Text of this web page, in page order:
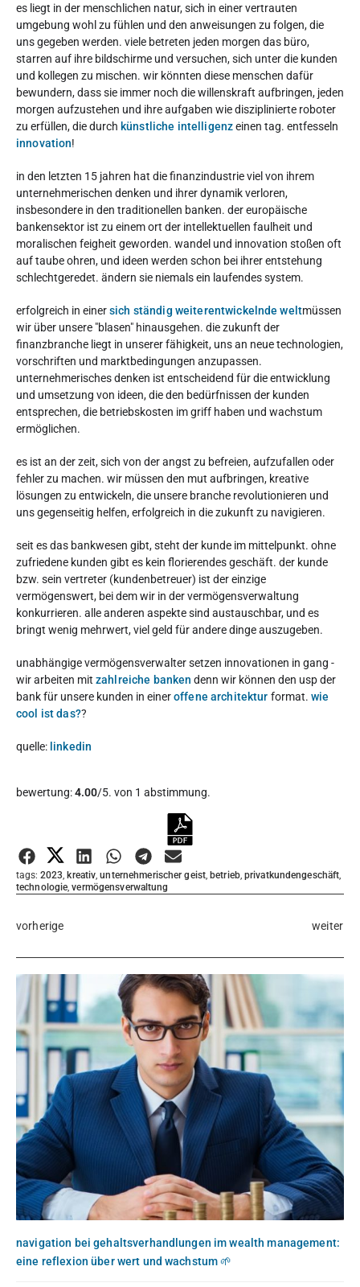
es liegt in der menschlichen natur, sich in einer vertrauten
umgebung wohl zu fühlen und den anweisungen zu folgen, die
uns gegeben werden. viele betreten jeden morgen das büro,
starren auf ihre bildschirme und versuchen, sich unter die kunden
und kollegen zu mischen. wir könnten diese menschen dafür
bewundern, dass sie immer noch die willenskraft aufbringen, jeden
morgen aufzustehen und ihre aufgaben wie disziplinierte roboter
zu erfüllen, die durch künstliche intelligenzeinen tag. entfesseln
innovation!
in den letzten 15 jahren hat die finanzindustrie viel von ihrem
unternehmerischen denken und ihrer dynamik verloren,
insbesondere in den traditionellen banken. der europäische
bankensektor ist zu einem ort der intellektuellen faulheit und
moralischen feigheit geworden. wandel und innovation stoßen oft
auf taube ohren, und ideen werden schon bei ihrer entstehung
schlechtgeredet. ändern sie niemals ein laufendes system.
erfolgreich in einersich ständig weiterentwickelnde weltmüssen
wir über unsere "blasen" hinausgehen. die zukunft der
finanzbranche liegt in unserer fähigkeit, uns an neue technologien,
vorschriften und marktbedingungen anzupassen.
unternehmerisches denken ist entscheidend für die entwicklung
und umsetzung von ideen, die den bedürfnissen der kunden
entsprechen, die betriebskosten im griff haben und wachstum
ermöglichen.
es ist an der zeit, sich von der angst zu befreien, aufzufallen oder
fehler zu machen. wir müssen den mut aufbringen, kreative
lösungen zu entwickeln, die unsere branche revolutionieren und
uns gegenseitig helfen, erfolgreich in die zukunft zu navigieren.
seit es das bankwesen gibt, steht der kunde im mittelpunkt. ohne
zufriedene kunden gibt es kein florierendes geschäft. der kunde
bzw. sein vertreter (kundenbetreuer) ist der einzige
vermögenswert, bei dem wir in der vermögensverwaltung
konkurrieren. alle anderen aspekte sind austauschbar, und es
bringt wenig mehrwert, viel geld für andere dinge auszugeben.
unabhängige vermögensverwalter setzen innovationen in gang -
wir arbeiten mit zahlreiche banken denn wir können den usp der
bank für unsere kunden in eineroffene architektur format. wie
cool ist das??
quelle: linkedin
Bewertung abgeben
bewertung:4.00/5. von 1 abstimmung.
tags: 2023 ,kreativ ,unternehmerischer geist ,betrieb, privatkundengeschäft
technologie ,vermögensverwaltung
vorherige weiter
navigation bei gehaltsverhandlungen im wealth management:
eine reflexion über wert und wachstum 🌱